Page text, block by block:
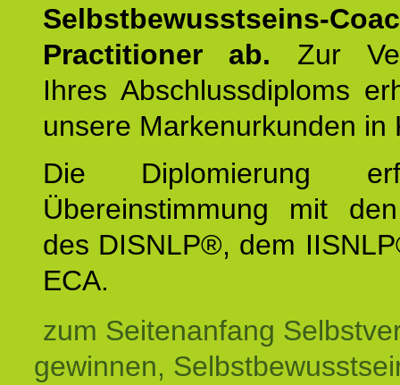
Selbstbewusstseins-
Practitioner ab. Zur
Ihres Abschlussdiploms
unsere Markenurkunden in
Die Diplomierung
Übereinstimmung mit
des DISNLP®, dem
ECA.
zum Seitenanfang
gewinnen,